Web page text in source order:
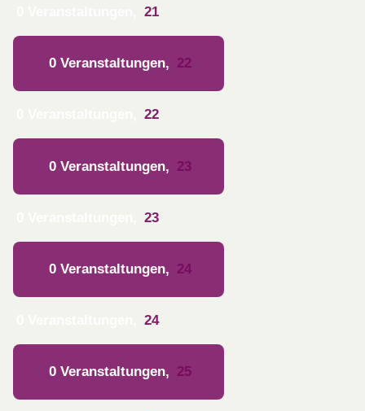
21
0 Veranstaltungen, 22
22
0 Veranstaltungen, 23
23
0 Veranstaltungen, 24
24
0 Veranstaltungen, 25